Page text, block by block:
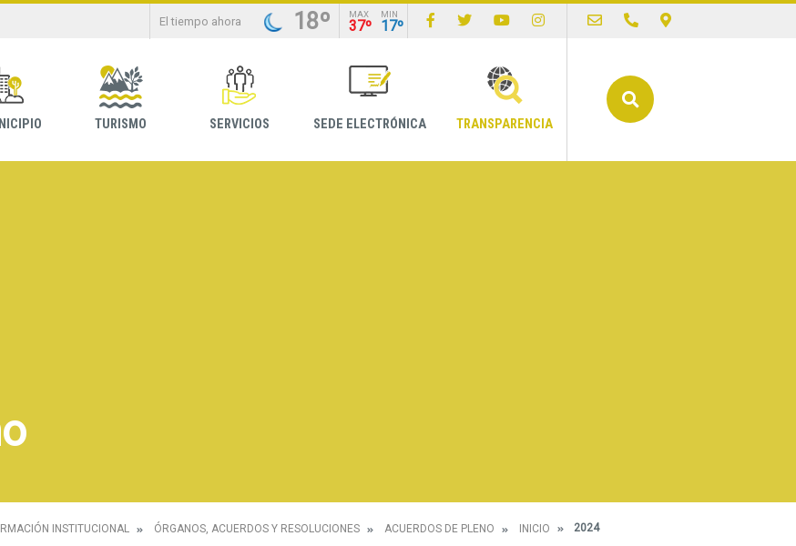
El tiempo ahora 18º MAX
37º
MIN
17º
TURISMO SERVICIOS SEDE ELECTRÓNICA TRANSPARENCIA
INSTITUCIONAL ÓRGANOS, ACUERDOS Y RESOLUCIONES ACUERDOS DE PLENO INICIO 2024